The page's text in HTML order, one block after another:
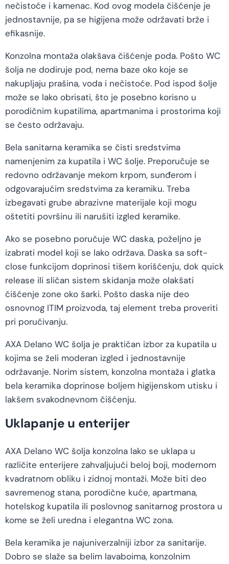
nečistoće i kamenac. Kod ovog modela čišćenje je
jednostavnije, pa se higijena može održavati brže i
efikasnije.
Konzolna montaža olakšava čišćenje poda. Pošto WC
šolja ne dodiruje pod, nema baze oko koje se
nakupljaju prašina, voda i nečistoće. Pod ispod šolje
može se lako obrisati, što je posebno korisno u
porodičnim kupatilima, apartmanima i prostorima koji
se često održavaju.
Bela sanitarna keramika se čisti sredstvima
namenjenim za kupatila i WC šolje. Preporučuje se
redovno održavanje mekom krpom, sunđerom i
odgovarajućim sredstvima za keramiku. Treba
izbegavati grube abrazivne materijale koji mogu
oštetiti površinu ili narušiti izgled keramike.
Ako se posebno poručuje WC daska, poželjno je
izabrati model koji se lako održava. Daska sa soft-
close funkcijom doprinosi tišem korišćenju, dok quick
release ili sličan sistem skidanja može olakšati
čišćenje zone oko šarki. Pošto daska nije deo
osnovnog ITIM proizvoda, taj element treba proveriti
pri poručivanju.
AXA Delano WC šolja je praktičan izbor za kupatila u
kojima se želi moderan izgled i jednostavnije
održavanje. Norim sistem, konzolna montaža i glatka
bela keramika doprinose boljem higijenskom utisku i
lakšem svakodnevnom čišćenju.
Uklapanje u enterijer
AXA Delano WC šolja konzolna lako se uklapa u
različite enterijere zahvaljujući beloj boji, modernom
kvadratnom obliku i zidnoj montaži. Može biti deo
savremenog stana, porodične kuće, apartmana,
hotelskog kupatila ili poslovnog sanitarnog prostora u
kome se želi uredna i elegantna WC zona.
Bela keramika je najuniverzalniji izbor za sanitarije.
Dobro se slaže sa belim lavaboima, konzolnim